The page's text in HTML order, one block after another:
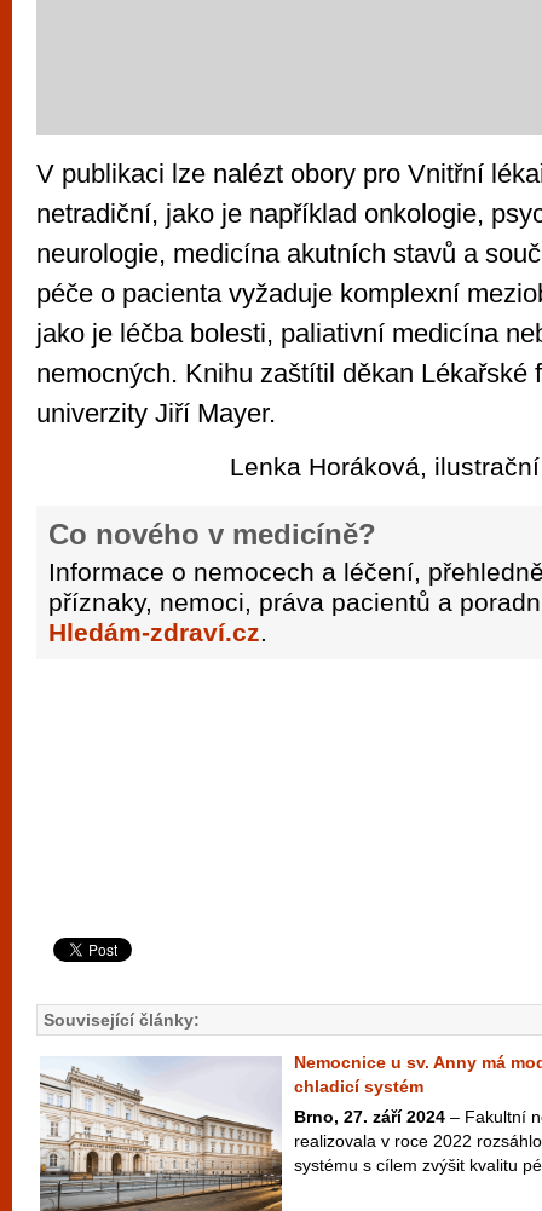
V publikaci lze nalézt obory pro Vnitřní
netradiční, jako je například onkologie,
neurologie, medicína akutních stavů a
péče o pacienta vyžaduje komplexní
jako je léčba bolesti, paliativní medicína
nemocných. Knihu zaštítil děkan Lékařské
univerzity Jiří Mayer.
Lenka Horáková,
Co nového v medicíně?
Informace o nemocech a léčení,
příznaky, nemoci, práva pacientů a
Hledám-zdraví.cz.
Související články:
Nemocnice u sv. Anny má
chladicí systém
Brno, 27. září 2024 – Fakultní
realizovala v roce 2022
systému s cílem zvýšit kvalitu